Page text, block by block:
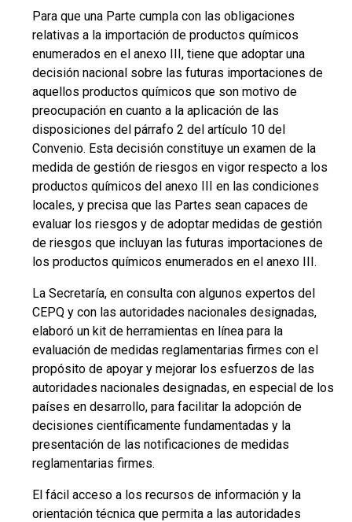
Para que una Parte cumpla con las obligaciones
relativas a la importación de productos químicos
enumerados en el anexo III, tiene que adoptar una
decisión nacional sobre las futuras importaciones de
aquellos productos químicos que son motivo de
preocupación en cuanto a la aplicación de las
disposiciones del párrafo 2 del artículo 10 del
Convenio. Esta decisión constituye un examen de la
medida de gestión de riesgos en vigor respecto a los
productos químicos del anexo III en las condiciones
locales, y precisa que las Partes sean capaces de
evaluar los riesgos y de adoptar medidas de gestión
de riesgos que incluyan las futuras importaciones de
los productos químicos enumerados en el anexo III.
La Secretaría, en consulta con algunos expertos del
CEPQ y con las autoridades nacionales designadas,
elaboró un kit de herramientas en línea para la
evaluación de medidas reglamentarias firmes con el
propósito de apoyar y mejorar los esfuerzos de las
autoridades nacionales designadas, en especial de los
países en desarrollo, para facilitar la adopción de
decisiones científicamente fundamentadas y la
presentación de las notificaciones de medidas
reglamentarias firmes.
El fácil acceso a los recursos de información y la
orientación técnica que permita a las autoridades